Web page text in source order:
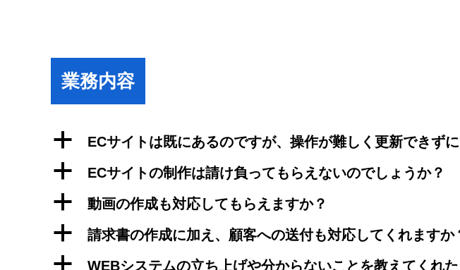
業務内容
a ECサイトは既にあるのですが、操作が難しく更新できず
a ECサイトの制作は請け負ってもらえないのでしょうか？
a 動画の作成も対応してもらえますか？
a 請求書の作成に加え、顧客への送付も対応してくれますか
a WEBシステムの立ち上げや分からないことを教えてくれ